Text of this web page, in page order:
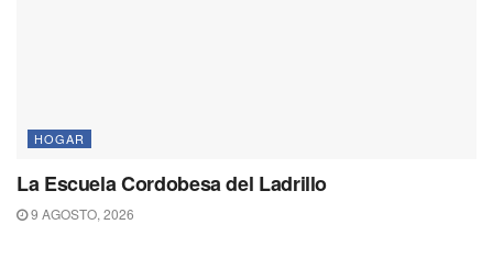
HOGAR
La Escuela Cordobesa del Ladrillo
9 AGOSTO, 2026